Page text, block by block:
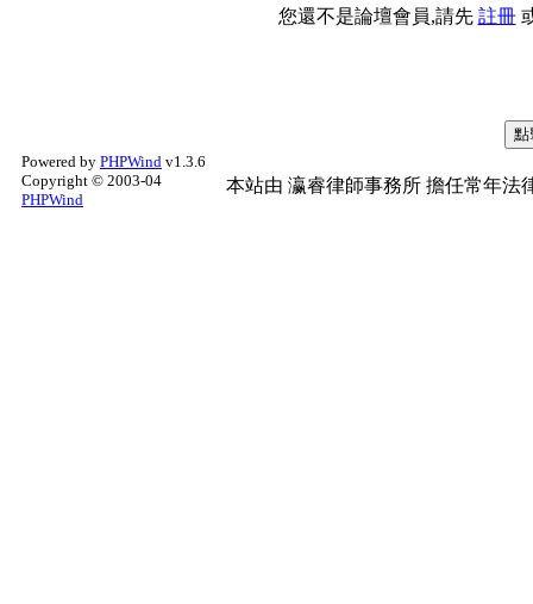
您還不是論壇會員,請先 註冊
Powered by PHPWind v1.3.6
Copyright © 2003-04
PHPWind
本站由 瀛睿律師事務所 擔任常年法